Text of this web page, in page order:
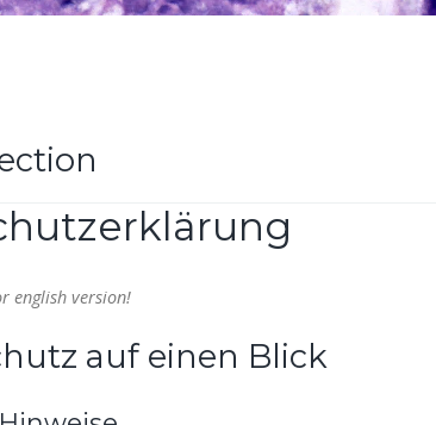
english version!
auf einen Blick